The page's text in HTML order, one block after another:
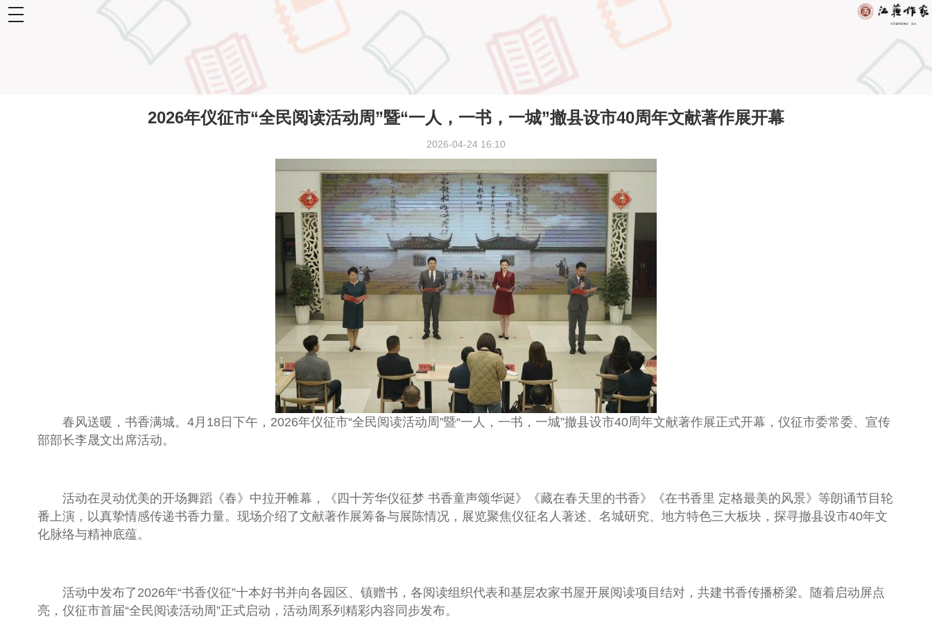
toggle
2026年仪征市“全民阅读活动周”暨“一人，一书，一城”撤县设市40周年文献著作展开幕
2026-04-24 16:10
春风送暖，书香满城。4月18日下午，2026年仪征市“全民阅读活动周”暨“一人，一书，一城”撤县设市40周年文献著作展正式开幕，仪征市委常委、宣传
部部长李晟文出席活动。
活动在灵动优美的开场舞蹈《春》中拉开帷幕，《四十芳华仪征梦 书香童声颂华诞》《藏在春天里的书香》《在书香里 定格最美的风景》等朗诵节目轮
番上演，以真挚情感传递书香力量。现场介绍了文献著作展筹备与展陈情况，展览聚焦仪征名人著述、名城研究、地方特色三大板块，探寻撤县设市40年文
化脉络与精神底蕴。
活动中发布了2026年“书香仪征”十本好书并向各园区、镇赠书，各阅读组织代表和基层农家书屋开展阅读项目结对，共建书香传播桥梁。随着启动屏点
亮，仪征市首届“全民阅读活动周”正式启动，活动周系列精彩内容同步发布。